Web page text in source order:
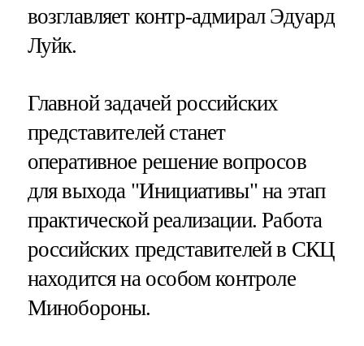
возглавляет контр-адмирал Эдуард
Луйк.
Главной задачей российских
представителей станет
оперативное решение вопросов
для выхода "Инициативы" на этап
практической реализации. Работа
российских представителей в СКЦ
находится на особом контроле
Минобороны.